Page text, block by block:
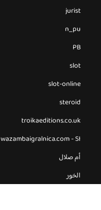
jurist
n_pu
PB
slot
slot-online
steroid
troikaeditions.co.uk
wazambaigralnica.com - SI
أم صلال
الخور